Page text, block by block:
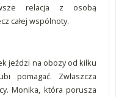
relacja z osobą
całej wspólnoty.
jeździ na obozy od kilku
pomagać. Zwłaszcza
Monika, która porusza